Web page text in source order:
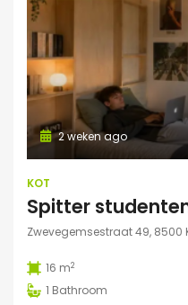
2 weken ago
KOT
Spitter
Zwevegemsestraat 49, 8500
16 m2
1 Bathroom